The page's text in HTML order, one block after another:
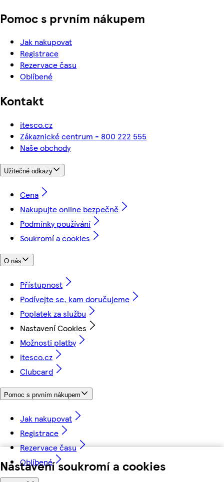
Nastavení soukromí a cookies
Pomoc s prvním nákupem
Jak nakupovat
Registrace
Rezervace času
Oblíbené
Kontakt
itesco.cz
Zákaznické centrum - 800 222 555
Naše obchody
Užitečné odkazy
Cena
Nakupujte online bezpečně
Podmínky používání
Soukromí a cookies
O nás
Přístupnost
Podívejte se, kam doručujeme
Poplatek za službu
Nastavení Cookies
Možnosti platby
itesco.cz
Clubcard
Pomoc s prvním nákupem
Jak nakupovat
Registrace
Rezervace času
Oblíbené